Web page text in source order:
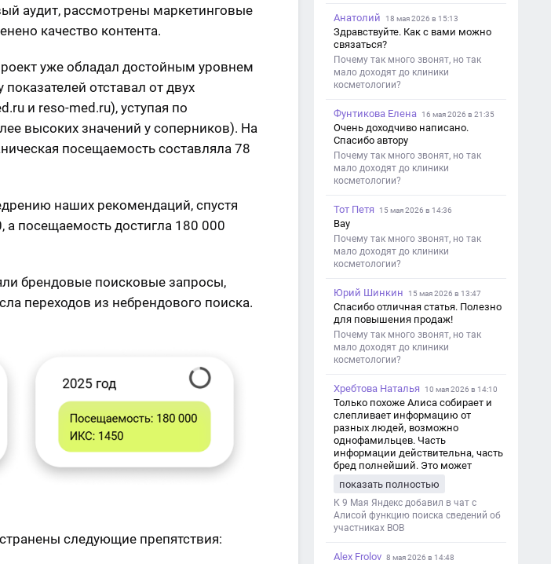
аудит, рассмотрены маркетинговые
качество контента.
уже обладал достойным уровнем
отставал от двух
и reso-med.ru), уступая по
высоких значений у соперников). На
посещаемость составляла 78
наших рекомендаций, спустя
посещаемость достигла 180 000
брендовые поисковые запросы,
переходов из небрендового поиска.
следующие препятствия:
Анатолий 18 мая 2026 в 15:13
Здравствуйте. Как с вами можно
связаться?
Почему так много звонят, но так
мало доходят до клиники
косметологии?
Фунтикова Елена 16 мая 2026 в 21:35
Очень доходчиво написано.
Спасибо автору
Почему так много звонят, но так
мало доходят до клиники
косметологии?
Тот Петя 15 мая 2026 в 14:36
Вау
Почему так много звонят, но так
мало доходят до клиники
косметологии?
Юрий Шинкин 15 мая 2026 в 13:47
Спасибо отличная статья. Полезно
для повышения продаж!
Почему так много звонят, но так
мало доходят до клиники
косметологии?
Хребтова Наталья 10 мая 2026 в 14:10
Только похоже Алиса собирает и
слепливает информацию от
разных людей, возможно
однофамильцев. Часть
информации действительна, часть
бред полнейший. Это может
дезинформации
показать полностью
К 9 Мая Яндекс добавил в чат с
Алисой функцию поиска сведений об
участниках ВОВ
Alex Frolov 8 мая 2026 в 14:48